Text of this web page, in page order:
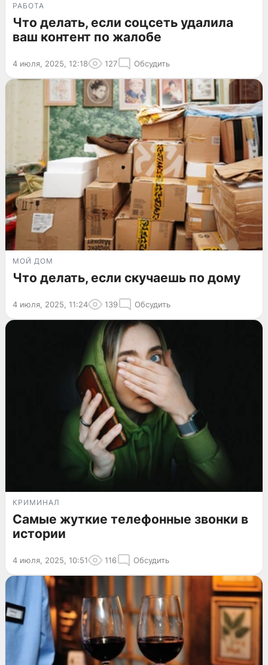
РАБОТА
Что делать, если соцсеть удалила
ваш контент по жалобе
4 июля, 2025, 12:18 127 Обсудить
МОЙ ДОМ
Что делать, если скучаешь по дому
4 июля, 2025, 11:24 139 Обсудить
КРИМИНАЛ
Самые жуткие телефонные звонки в
истории
4 июля, 2025, 10:51 116 Обсудить